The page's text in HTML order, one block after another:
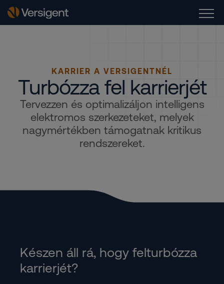
KARRIER A VERSIGENTNÉL
Turbózza fel karrierjét
Tervezzen és optimalizáljon intelligens
elektromos szerkezeteket, melyek
nagymértékben támogatnak kritikus
rendszereket.
Készen áll rá, hogy felturbózza
karrierjét?